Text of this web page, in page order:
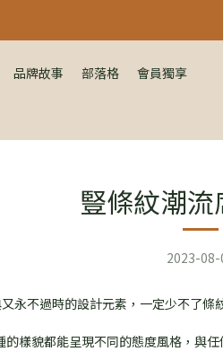
品牌故事 部落格 會員獨享
豎條紋潮
2023-08-
永不過時的設計元素，一定少不了條
樣貌都能呈現不同的態度風格，與